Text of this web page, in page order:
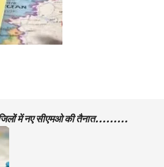
जिलों में नए सीएमओ की तैनात………